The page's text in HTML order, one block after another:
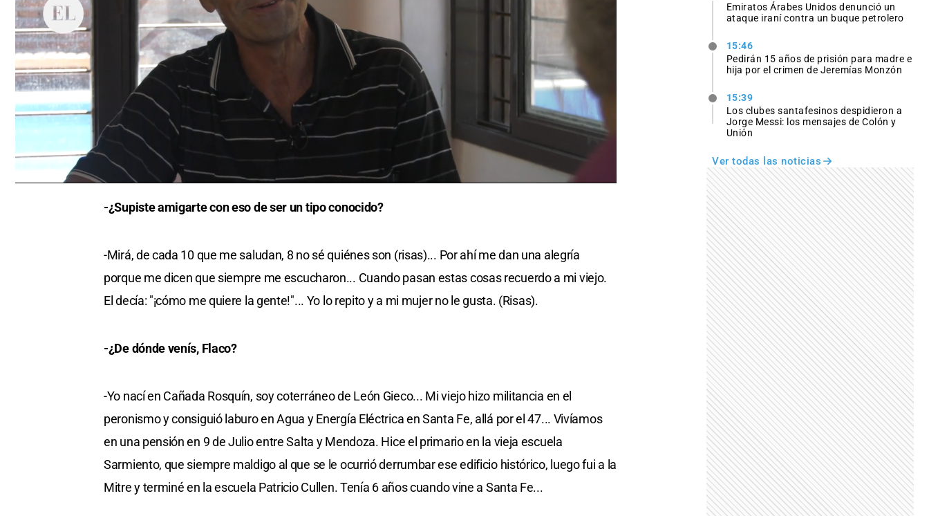
-¿Supiste amigarte con eso de ser un tipo conocido?
-Mirá, de cada 10 que me saludan, 8 no sé quiénes son (risas)... Por ahí me dan una alegría
porque me dicen que siempre me escucharon... Cuando pasan estas cosas recuerdo a mi viejo.
El decía: "¡cómo me quiere la gente!"... Yo lo repito y a mi mujer no le gusta. (Risas).
-¿De dónde venís, Flaco?
-Yo nací en Cañada Rosquín, soy coterráneo de León Gieco... Mi viejo hizo militancia en el
peronismo y consiguió laburo en Agua y Energía Eléctrica en Santa Fe, allá por el 47... Vivíamos
en una pensión en 9 de Julio entre Salta y Mendoza. Hice el primario en la vieja escuela
Sarmiento, que siempre maldigo al que se le ocurrió derrumbar ese edificio histórico, luego fui a la
Mitre y terminé en la escuela Patricio Cullen. Tenía 6 años cuando vine a Santa Fe...
Emiratos Árabes Unidos denunció un
ataque iraní contra un buque petrolero
15:46
Pedirán 15 años de prisión para madre e
hija por el crimen de Jeremías Monzón
15:39
Los clubes santafesinos despidieron a
Jorge Messi: los mensajes de Colón y
Unión
Ver todas las noticias